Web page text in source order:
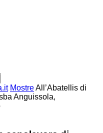
MostreAll’Abatellis di
Anguissola,